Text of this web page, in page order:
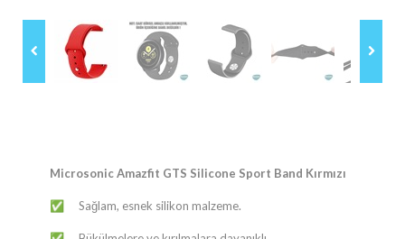
Microsonic Amazfit GTS Silicone Sport Band Kırmızı
✅ Sağlam, esnek silikon malzeme.